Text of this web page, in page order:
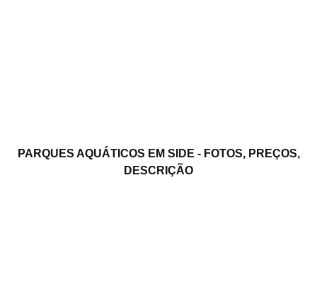
PARQUES AQUÁTICOS EM SIDE - FOTOS, PREÇOS,
DESCRIÇÃO